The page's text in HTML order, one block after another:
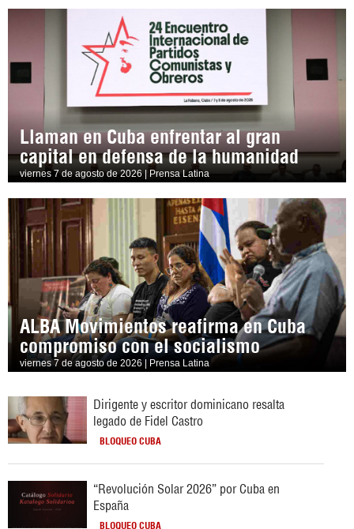
Llaman en Cuba enfrentar al gran
capital en defensa de la humanidad
viernes 7 de agosto de 2026 | Prensa Latina
ALBA Movimientos reafirma en Cuba
compromiso con el socialismo
viernes 7 de agosto de 2026 | Prensa Latina
Dirigente y escritor dominicano resalta
legado de Fidel Castro
BLOQUEO CUBA
“Revolución Solar 2026” por Cuba en
España
BLOQUEO CUBA